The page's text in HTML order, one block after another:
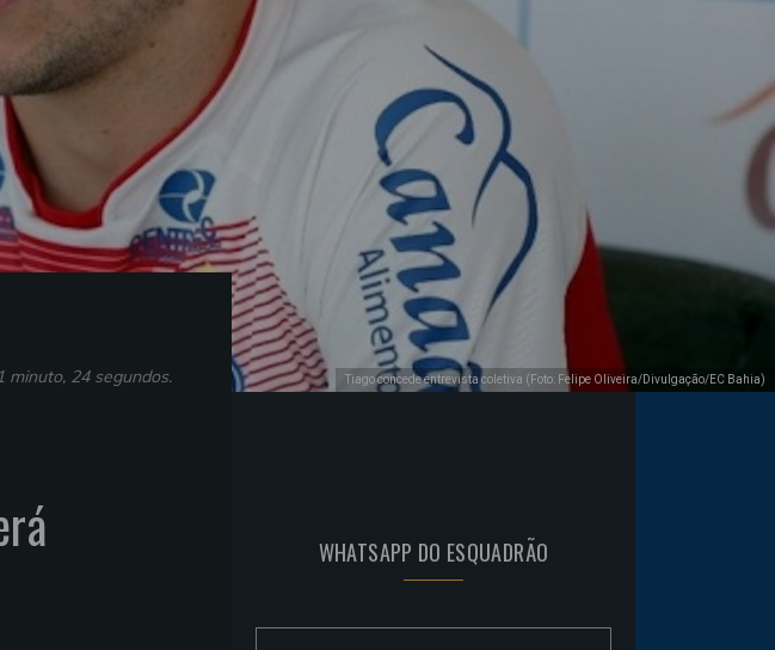
Tiago concede entrevista coletiva (Foto: Felipe Oliveira/Divulgação/EC Bahia)
minuto, 24 segundos.
WHATSAPP DO ESQUADRÃO